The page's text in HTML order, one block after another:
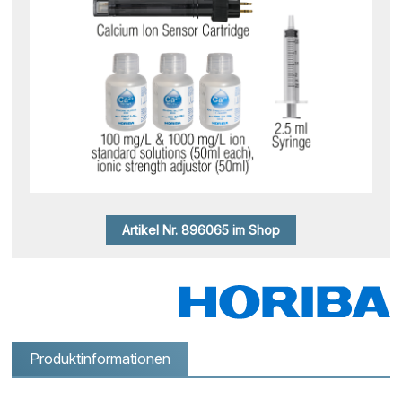
Artikel Nr. 896065 im Shop
Produktinformationen